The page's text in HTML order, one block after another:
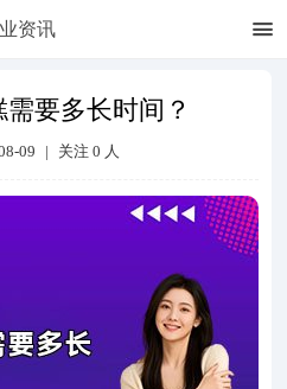
资讯
要多长时间？
09 | 关注 0 人